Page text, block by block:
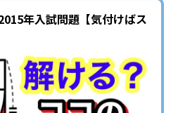
年入試問題【気付けばス